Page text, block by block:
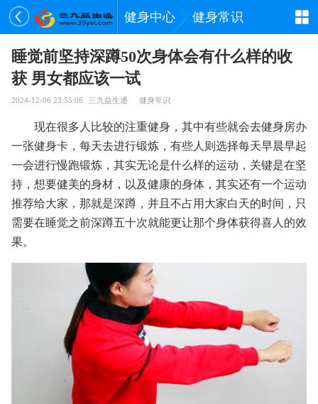
健身中心 健身常识
睡觉前坚持深蹲50次身体会有什么样的收
获 男女都应该一试
2024-12-06 23:55:06 三九益生通 健身常识
现在很多人比较的注重健身，其中有些就会去健身房办
一张健身卡，每天去进行锻炼，有些人则选择每天早晨早起
一会进行慢跑锻炼，其实无论是什么样的运动，关键是在坚
持，想要健美的身材，以及健康的身体，其实还有一个运动
推荐给大家，那就是深蹲，并且不占用大家白天的时间，只
需要在睡觉之前深蹲五十次就能更让那个身体获得喜人的效
果。